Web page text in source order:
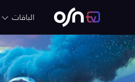
الباقات